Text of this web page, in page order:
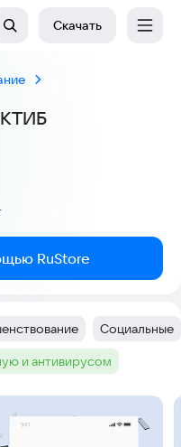
Скачать
RuStore
Тег:
Социальные
и антивирусом